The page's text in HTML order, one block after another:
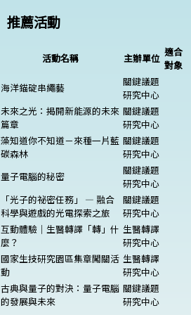
推薦活動
活動名稱 主辦單位 適合
對象
海洋錨碇串繩藝
關鍵議題
研究中心
未來之光：揭開新能源的未來
篇章
關鍵議題
研究中心
藻知道你不知道－來種一片藍
碳森林
關鍵議題
研究中心
量子電腦的秘密
關鍵議題
研究中心
「光子的祕密任務」 — 融合
科學與遊戲的光電探索之旅
關鍵議題
研究中心
互動體驗｜生醫轉譯「轉」什
麼？
生醫轉譯
研究中心
國家生技研究園區集章闖關活
動
生醫轉譯
研究中心
古典與量子的對決：量子電腦
的發展與未來
關鍵議題
研究中心